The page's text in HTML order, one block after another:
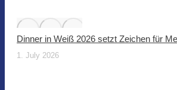
Dinner in Weiß 2026 setzt Zeichen für
1. July 2026